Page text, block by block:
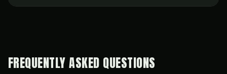
FREQUENTLY ASKED QUESTIONS